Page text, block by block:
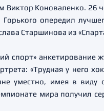
Коноваленко. 26
опередил
Старшинова из
спорт» анкетирование
«Трудная у него
уместно, имея в
мира получил